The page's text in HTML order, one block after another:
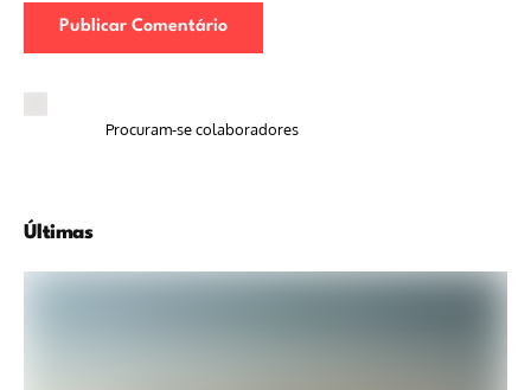
Procuram-se colaboradores
Últimas